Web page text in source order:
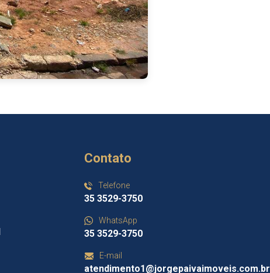
Contato
Telefone
35 3529-3750
WhatsApp
35 3529-3750
E-mail
atendimento1@jorgepaivaimoveis.com.br